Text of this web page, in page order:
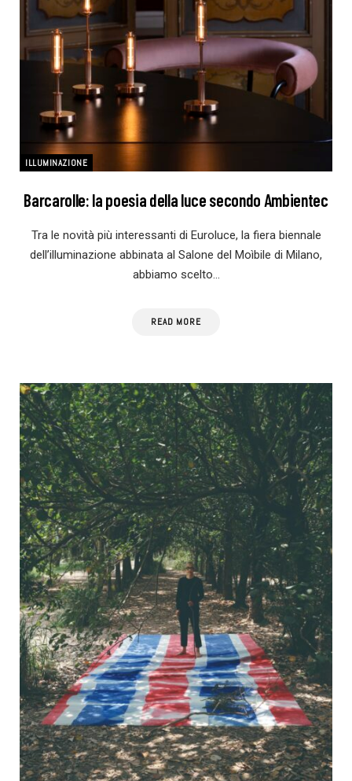
ILLUMINAZIONE
Barcarolle: la poesia della luce secondo Ambientec
Tra le novità più interessanti di Euroluce, la fiera biennale
dell’illuminazione abbinata al Salone del Moìbile di Milano,
abbiamo scelto…
READ MORE